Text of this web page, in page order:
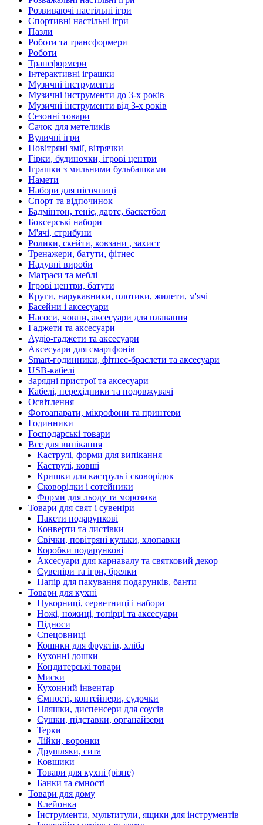
Розвиваючі настільні ігри
Спортивні настільні ігри
Пазли
Роботи та трансформери
Роботи
Трансформери
Інтерактивні іграшки
Музичні інструменти
Музичні інструменти до 3-х років
Музичні інструменти від 3-х років
Сезонні товари
Сачок для метеликів
Вуличні ігри
Повітряні змії, вітрячки
Гірки, будиночки, ігрові центри
Іграшки з мильними бульбашками
Намети
Набори для пісочниці
Спорт та відпочинок
Бадмінтон, теніс, дартс, баскетбол
Боксерські набори
М'ячі, стрибуни
Ролики, скейти, ковзани , захист
Тренажери, батути, фітнес
Надувні вироби
Матраси та меблі
Ігрові центри, батути
Круги, нарукавники, плотики, жилети, м'ячі
Басейни і аксесуари
Насоси, човни, аксесуари для плавання
Гаджети та аксесуари
Аудіо-гаджети та аксесуари
Аксесуари для смартфонів
Smart-годинники, фітнес-браслети та аксесуари
USB-кабелі
Зарядні пристрої та аксесуари
Кабелі, перехідники та подовжувачі
Освітлення
Фотоапарати, мікрофони та принтери
Годинники
Господарські товари
Все для випікання
Каструлі, форми для випікання
Каструлі, ковші
Кришки для каструль і сковорідок
Сковорідки і сотейники
Форми для льоду та морозива
Товари для свят і сувеніри
Пакети подарункові
Конверти та листівки
Свічки, повітряні кульки, хлопавки
Коробки подарункові
Аксесуари для карнавалу та святковий декор
Сувеніри та ігри, брелки
Папір для пакування подарунків, банти
Товари для кухні
Цукорниці, серветниці і набори
Ножі, ножиці, топірці та аксесуари
Підноси
Спецовниці
Кошики для фруктів, хліба
Кухонні дошки
Кондитерські товари
Миски
Кухонний інвентар
Ємності, контейнери, судочки
Пляшки, диспенсери для соусів
Сушки, підставки, органайзери
Терки
Лійки, воронки
Друшляки, сита
Ковшики
Товари для кухні (різне)
Банки та ємності
Товари для дому
Клейонка
Інструменти, мультитули, ящики для інструментів